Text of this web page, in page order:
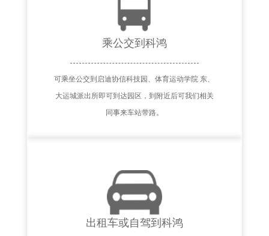
乘公交到科鸿
可乘坐公交到启迪协信科技园、体育运动学院 东、
大运城派出所即可到达园区，到附近后可我们相关
同事来车站带路。
出租车或自驾到科鸿